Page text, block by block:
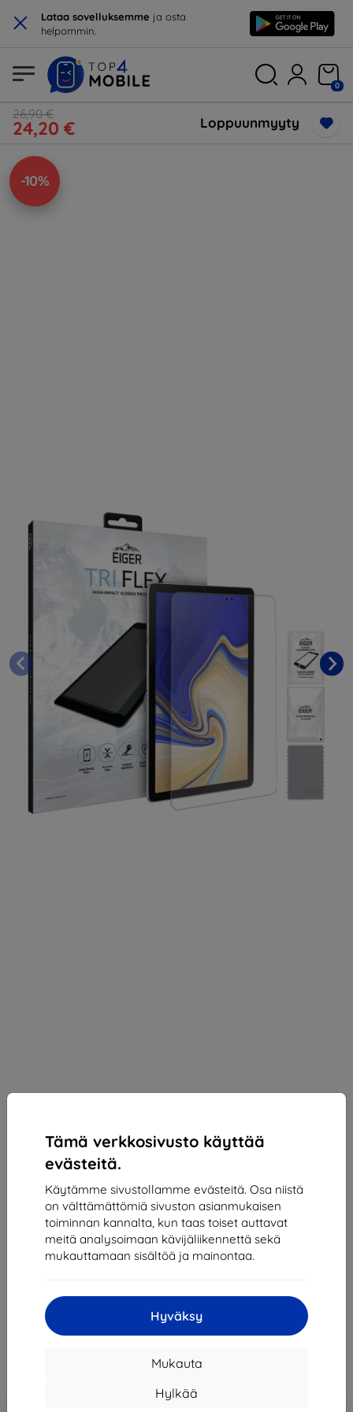
× Lataa sovelluksemme ja osta
helpommin.
Tämä verkkosivusto käyttää
evästeitä.
Käytämme sivustollamme evästeitä. Osa niistä
on välttämättömiä sivuston asianmukaisen
toiminnan kannalta, kun taas toiset auttavat
meitä analysoimaan kävijäliikennettä sekä
mukauttamaan sisältöä ja mainontaa.
Hyväksy
Mukauta
Hylkää
0
26,90 €
24,20 € Loppuunmyyty
-10%
Eiger Glass
Suojakalvo Eiger Tri Flex High-Impact Film Screen
Protector (1 Pack) for Samsung Galaxy Tab A 10.5
in Clear (EGSP00408)
26,90 €
24,20 €
Alennus kupongilla